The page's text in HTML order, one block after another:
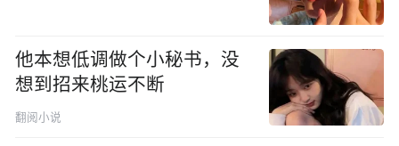
他本想低调做个小秘书，没
想到招来桃运不断
翻阅小说